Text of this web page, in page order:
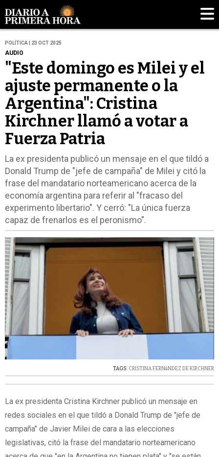
POLÍTICA | 23 OCT 2025
AUDIO
"Este domingo es Milei y el
ajuste permanente o la
Argentina": Cristina
Kirchner llamó a votar a
Fuerza Patria
La ex presidenta publicó un mensaje en el que tildó a
Donald Trump de "jefe de campaña" de Milei y citó la
frase del mandatario norteamericano acerca de la
economía argentina para referir al "fracaso del
experimento libertario". Y cerró: "La única fuerza
capaz de frenarlos es el peronismo".
TAGS: CRISTINA FERNáNDEZ DE KIRCHNER
La ex presidenta Cristina Kirchner publicó un mensaje en
redes sociales en el que tildó a Donald Trump de "jefe de
campaña" de Javier Milei de cara a las elecciones
legislativas, citó la frase del mandatario norteamericano